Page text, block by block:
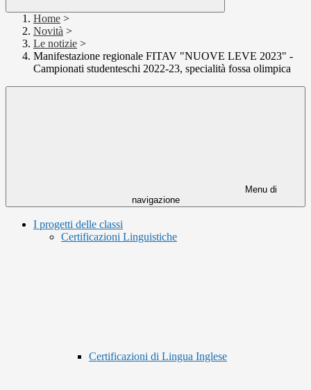
Home >
Novità >
Le notizie >
Manifestazione regionale FITAV "NUOVE LEVE 2023" -
Campionati studenteschi 2022-23, specialità fossa olimpica
Menu di
navigazione
I progetti delle classi
Certificazioni Linguistiche
Certificazioni di Lingua Inglese